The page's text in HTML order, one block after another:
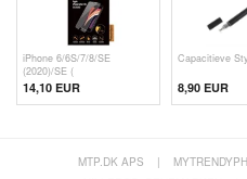
iPhone 6/6S/7/8/SE
(2020)/SE (
14,10 EUR
Capacitieve
8,90 EUR
MTP.DK APS |